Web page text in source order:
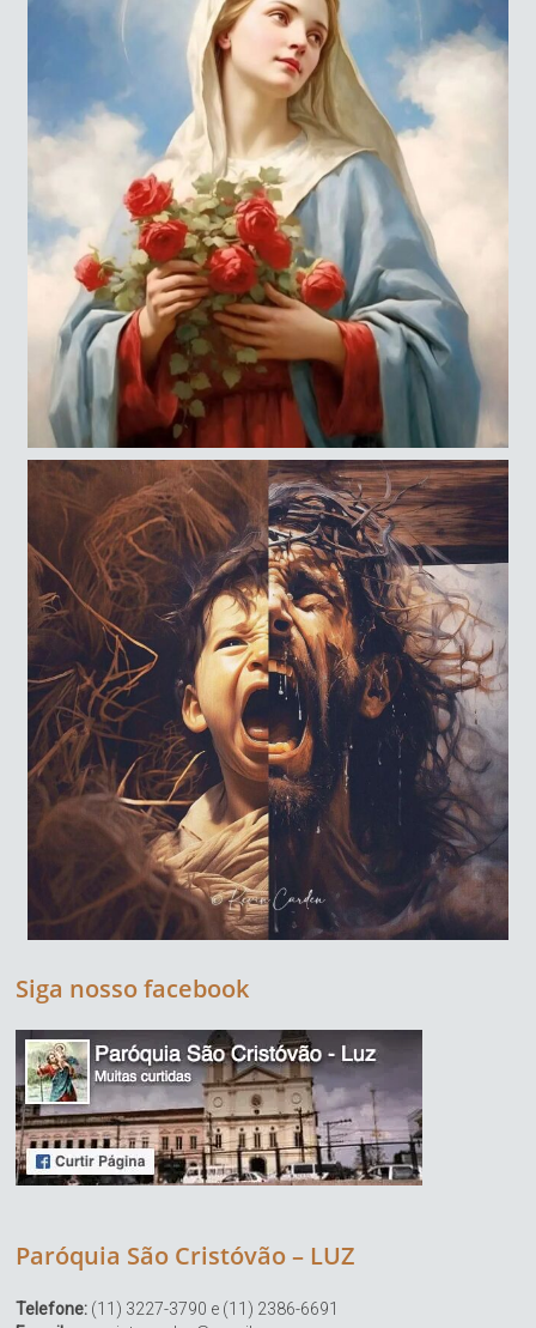
Siga nosso facebook
Paróquia São Cristóvão – LUZ
Telefone: (11) 3227-3790 e (11) 2386-6691